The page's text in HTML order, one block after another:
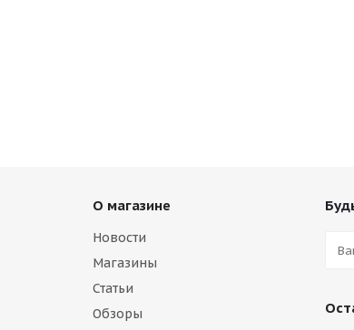
О магазине
Новости
Магазины
Статьи
Обзоры